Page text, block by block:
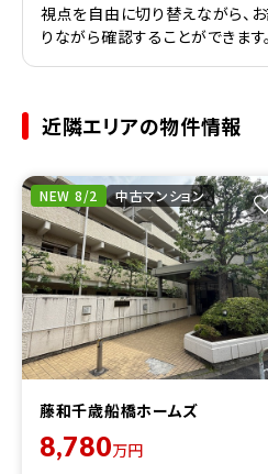
視点を自由に切り替えながら、
りながら確認することができます。
近隣エリアの物件情報
NEW 8/2 中古マンション
藤和千歳船橋ホームズ
8,780万円